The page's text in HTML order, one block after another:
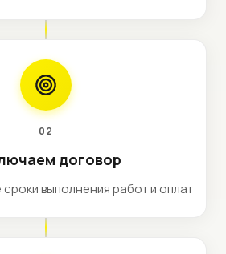
02
договор
выполнения работ и оплат